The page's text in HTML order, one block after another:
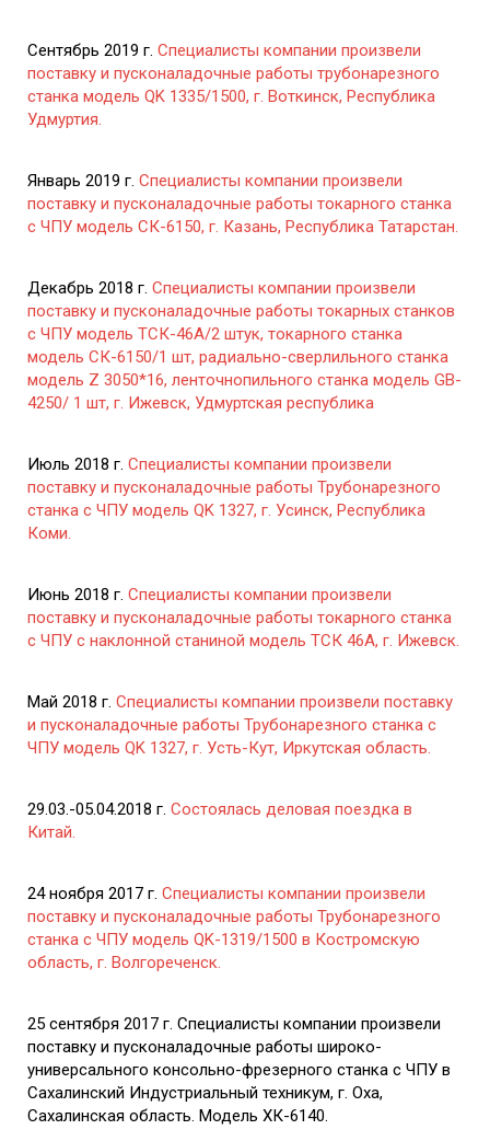
Сентябрь 2019 г. Специалисты компании произвели
поставку и пусконаладочные работы трубонарезного
станка модель QK 1335/1500, г. Воткинск, Республика
Удмуртия.
Январь 2019 г. Специалисты компании произвели
поставку и пусконаладочные работы токарного станка
с ЧПУ модель СК-6150, г. Казань, Республика Татарстан.
Декабрь 2018 г. Специалисты компании произвели
поставку и пусконаладочные работы токарных станков
с ЧПУ модель ТСК-46А/2 штук, токарного станка
модель СК-6150/1 шт, радиально-сверлильного станка
модель Z 3050*16, ленточнопильного станка модель GB-
4250/ 1 шт, г. Ижевск, Удмуртская республика
Июль 2018 г. Специалисты компании произвели
поставку и пусконаладочные работы Трубонарезного
станка с ЧПУ модель QK 1327, г. Усинск, Республика
Коми.
Июнь 2018 г. Специалисты компании произвели
поставку и пусконаладочные работы токарного станка
с ЧПУ с наклонной станиной модель ТСК 46А, г. Ижевск.
Май 2018 г. Специалисты компании произвели поставку
и пусконаладочные работы Трубонарезного станка с
ЧПУ модель QK 1327, г. Усть-Кут, Иркутская область.
29.03.-05.04.2018 г. Состоялась деловая поездка в
Китай.
24 ноября 2017 г. Специалисты компании произвели
поставку и пусконаладочные работы Трубонарезного
станка с ЧПУ модель QK-1319/1500 в Костромскую
область, г. Волгореченск.
25 сентября 2017 г. Специалисты компании произвели
поставку и пусконаладочные работы широко-
универсального консольно-фрезерного станка с ЧПУ в
Сахалинский Индустриальный техникум, г. Оха,
Сахалинская область. Модель ХК-6140.